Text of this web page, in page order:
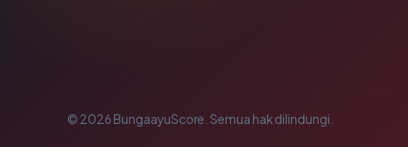
© 2026 BungaayuScore. Semua hak dilindungi.